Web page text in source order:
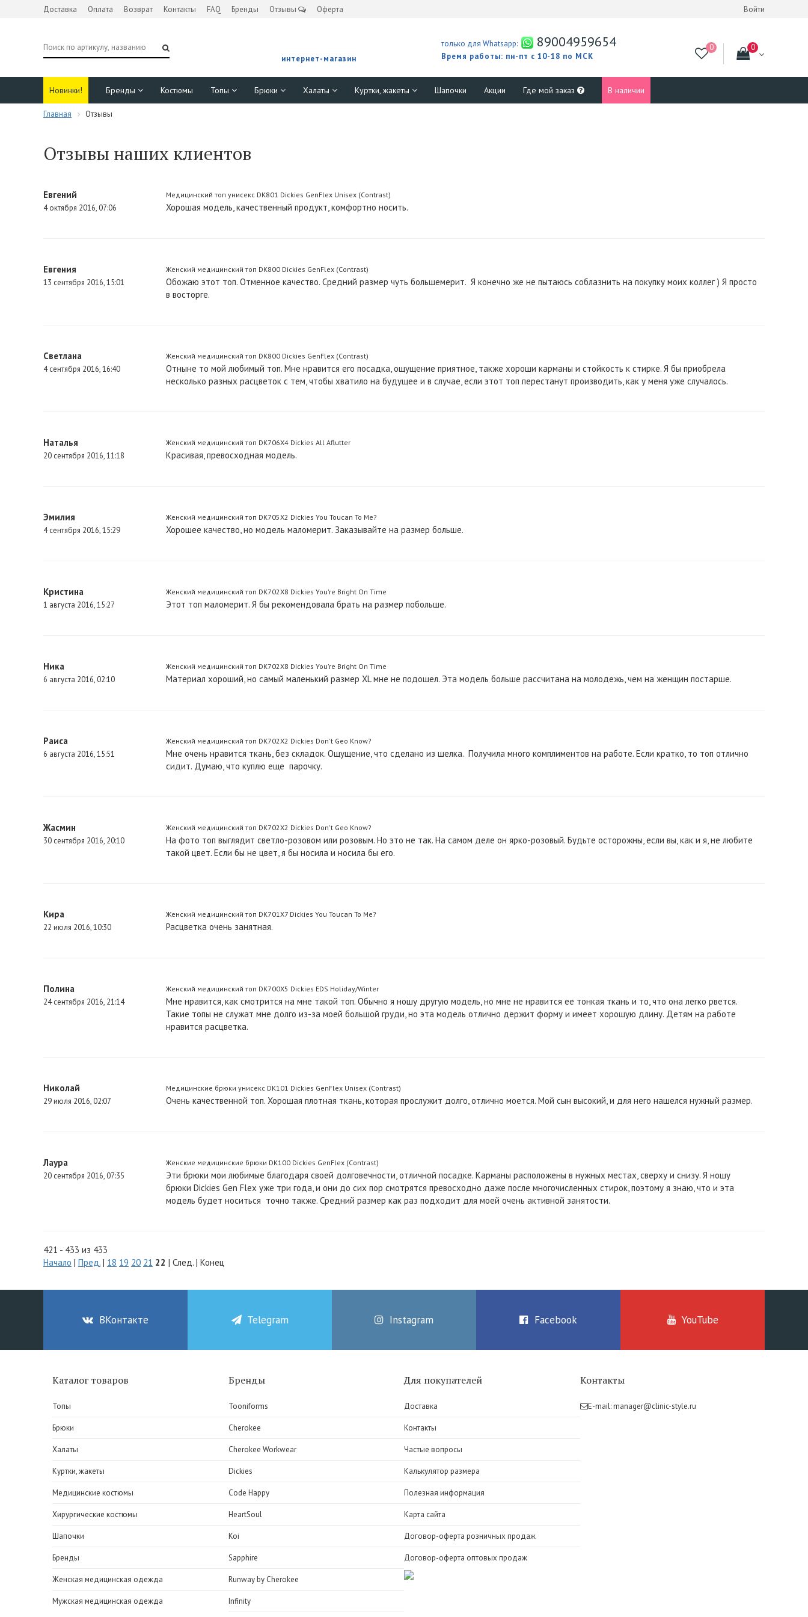
Доставка Оплата Возврат Контакты FAQ Бренды Отзывы Оферта Войти
интернет-магазин
только для Whatsapp: 89004959654
Время работы: пн-пт с 10-18 по МСК
Новинки! Бренды Костюмы Топы Брюки Халаты Куртки, жакеты Шапочки Акции Где мой заказ В наличии
Главная Отзывы
Отзывы наших клиентов
Евгений
4 октября 2016, 07:06
Медицинский топ унисекс DK801 Dickies GenFlex Unisex (Contrast)
Хорошая модель, качественный продукт, комфортно носить.
Евгения
13 сентября 2016, 15:01
Женский медицинский топ DK800 Dickies GenFlex (Contrast)
Обожаю этот топ. Отменное качество. Средний размер чуть большемерит. Я конечно же не пытаюсь соблазнить на покупку моих коллег ) Я просто
в восторге.
Светлана
4 сентября 2016, 16:40
Женский медицинский топ DK800 Dickies GenFlex (Contrast)
Отныне то мой любимый топ. Мне нравится его посадка, ощущение приятное, также хороши карманы и стойкость к стирке. Я бы приобрела
несколько разных расцветок с тем, чтобы хватило на будущее и в случае, если этот топ перестанут производить, как у меня уже случалось.
Наталья
20 сентября 2016, 11:18
Женский медицинский топ DK706X4 Dickies All Aflutter
Красивая, превосходная модель.
Эмилия
4 сентября 2016, 15:29
Женский медицинский топ DK705X2 Dickies You Toucan To Me?
Хорошее качество, но модель маломерит. Заказывайте на размер больше.
Кристина
1 августа 2016, 15:27
Женский медицинский топ DK702X8 Dickies You're Bright On Time
Этот топ маломерит. Я бы рекомендовала брать на размер побольше.
Ника
6 августа 2016, 02:10
Женский медицинский топ DK702X8 Dickies You're Bright On Time
Материал хороший, но самый маленький размер XL мне не подошел. Эта модель больше рассчитана на молодежь, чем на женщин постарше.
Раиса
6 августа 2016, 15:51
Женский медицинский топ DK702X2 Dickies Don't Geo Know?
Мне очень нравится ткань, без складок. Ощущение, что сделано из шелка. Получила много комплиментов на работе. Если кратко, то топ отлично
сидит. Думаю, что куплю еще парочку.
Жасмин
30 сентября 2016, 20:10
Женский медицинский топ DK702X2 Dickies Don't Geo Know?
На фото топ выглядит светло-розовом или розовым. Но это не так. На самом деле он ярко-розовый. Будьте осторожны, если вы, как и я, не любите
такой цвет. Если бы не цвет, я бы носила и носила бы его.
Кира
22 июля 2016, 10:30
Женский медицинский топ DK701X7 Dickies You Toucan To Me?
Расцветка очень занятная.
Полина
24 сентября 2016, 21:14
Женский медицинский топ DK700X5 Dickies EDS Holiday/Winter
Мне нравится, как смотрится на мне такой топ. Обычно я ношу другую модель, но мне не нравится ее тонкая ткань и то, что она легко рвется.
Такие топы не служат мне долго из-за моей большой груди, но эта модель отлично держит форму и имеет хорошую длину. Детям на работе
нравится расцветка.
Николай
29 июля 2016, 02:07
Медицинские брюки унисекс DK101 Dickies GenFlex Unisex (Contrast)
Очень качественной топ. Хорошая плотная ткань, которая прослужит долго, отлично моется. Мой сын высокий, и для него нашелся нужный размер.
Лаура
20 сентября 2016, 07:35
Женские медицинские брюки DK100 Dickies GenFlex (Contrast)
Эти брюки мои любимые благодаря своей долговечности, отличной посадке. Карманы расположены в нужных местах, сверху и снизу. Я ношу
брюки Dickies Gen Flex уже три года, и они до сих пор смотрятся превосходно даже после многочисленных стирок, поэтому я знаю, что и эта
модель будет носиться точно также. Средний размер как раз подходит для моей очень активной занятости.
421 - 433 из 433
Начало | Пред. | 18 19 20 21 22 | След. | Конец
ВКонтакте Telegram Instagram Facebook YouTube
Каталог товаров
Топы
Брюки
Халаты
Куртки, жакеты
Медицинские костюмы
Хирургические костюмы
Шапочки
Бренды
Женская медицинская одежда
Мужская медицинская одежда
Бренды
Tooniforms
Cherokee
Cherokee Workwear
Dickies
Code Happy
HeartSoul
Koi
Sapphire
Runway by Cherokee
Infinity
Для покупателей
Доставка
Контакты
Частые вопросы
Калькулятор размера
Полезная информация
Карта сайта
Договор-оферта розничных продаж
Договор-оферта оптовых продаж
Контакты
E-mail:manager@clinic-style.ru